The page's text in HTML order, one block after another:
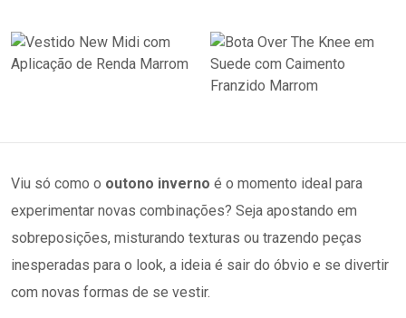
Viu só como o outono inverno é o momento ideal para
experimentar novas combinações? Seja apostando em
sobreposições, misturando texturas ou trazendo peças
inesperadas para o look, a ideia é sair do óbvio e se divertir
com novas formas de se vestir.